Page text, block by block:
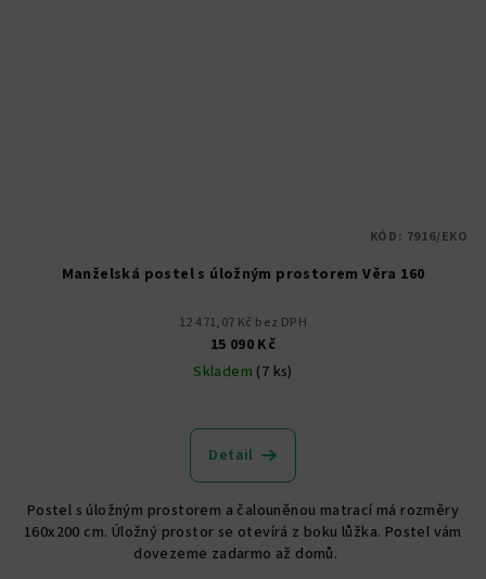
Manželská postel s úložným prostorem Věra 160
12 471,07 Kč bez DPH
15 090 Kč
Skladem (7 ks)
hodnocení
produktu
z
5
hvězdiček.
Detail
Postel s úložným prostorem a čalouněnou matrací má rozměry
160x200 cm. Úložný prostor se otevírá z boku lůžka. Postel vám
dovezeme zadarmo až domů.
KÓD: 7916/EKO